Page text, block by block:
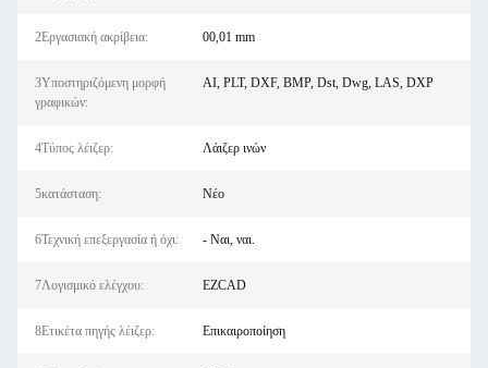
2Εργασιακή ακρίβεια: 00,01 mm
3Υποστηριζόμενη μορφή
γραφικών:
AI, PLT, DXF, BMP, Dst, Dwg, LAS, DXP
4Τύπος λέιζερ: Λάιζερ ινών
5κατάσταση: Νέο
6Τεχνική επεξεργασία ή όχι: - Ναι, ναι.
7Λογισμικό ελέγχου: EZCAD
8Ετικέτα πηγής λέιζερ: Επικαιροποίηση